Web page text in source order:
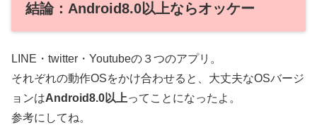
結論：Android8.0以上ならオッケー
LINE・twitter・Youtubeの３つのアプリ。
それぞれの動作OSをかけ合わせると、大丈夫なOSバージ
ョンはAndroid8.0以上ってことになったよ。
参考にしてね。